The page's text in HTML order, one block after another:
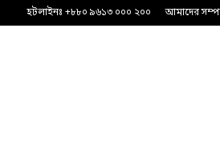
হটলাইনঃ +৮৮০ ৯৬১৩ ০০০ ২০০ আমাদের